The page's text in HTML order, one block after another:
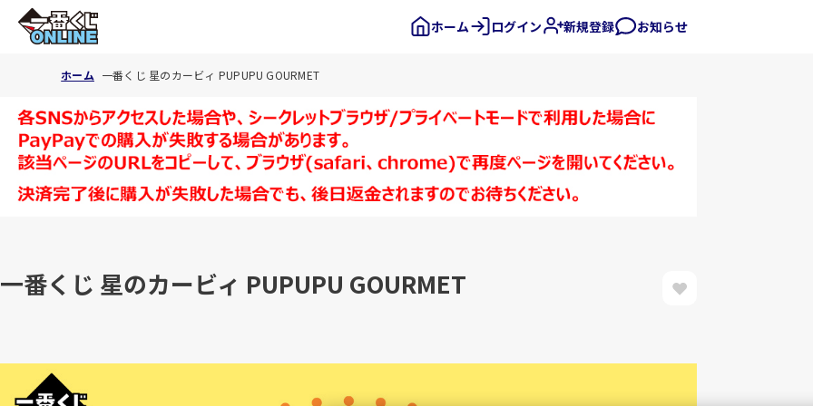
ホーム ログイン 新規登録 お知らせ
ホーム 一番くじ 星のカービィ PUPUPU GOURMET
一番くじ 星のカービィ PUPUPU GOURMET